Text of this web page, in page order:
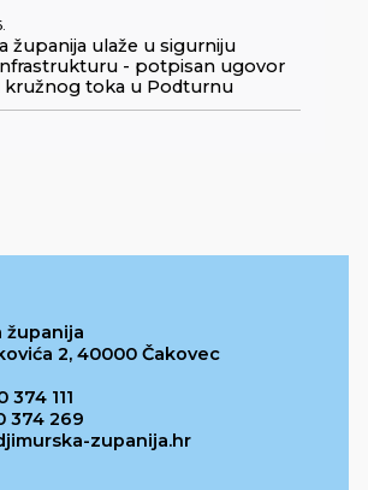
županija ulaže u sigurniju
- potpisan ugovor
kružnog toka u Podturnu
županija
2, 40000 Čakovec
374 111
374 269
zupanija.hr